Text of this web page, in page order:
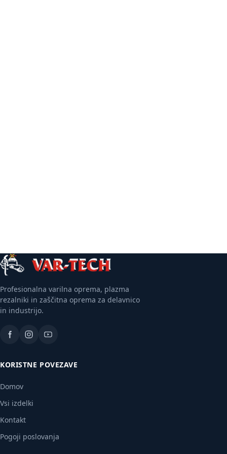
Profesionalna varilna oprema, plazma
rezalniki in zaščitna oprema za delavnico
in industrijo.
KORISTNE POVEZAVE
Domov
Vsi izdelki
Kontakt
Pogoji poslovanja